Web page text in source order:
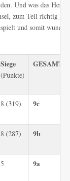
Und was das Herz
zum Teil richtig
und somit
Siege
(Punkte)
GESAMT
8 (319) 9c
8 (287) 9b
5 9a